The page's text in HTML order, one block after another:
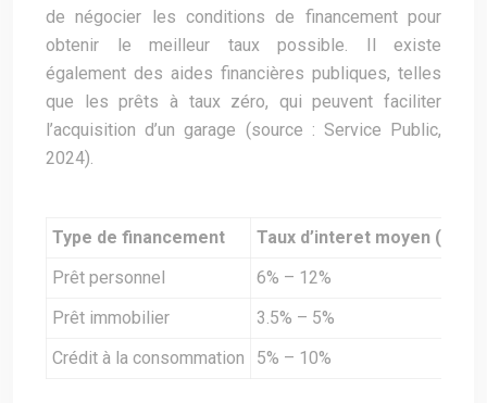
de négocier les conditions de financement pour
obtenir le meilleur taux possible. Il existe
également des aides financières publiques, telles
que les prêts à taux zéro, qui peuvent faciliter
l’acquisition d’un garage (source : Service Public,
2024).
Type de financement
Taux d’interet moyen (2024)
Prêt personnel
6% – 12%
Prêt immobilier
3.5% – 5%
Crédit à la consommation
5% – 10%